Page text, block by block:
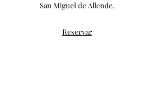
San Miguel de Allende.
Reservar